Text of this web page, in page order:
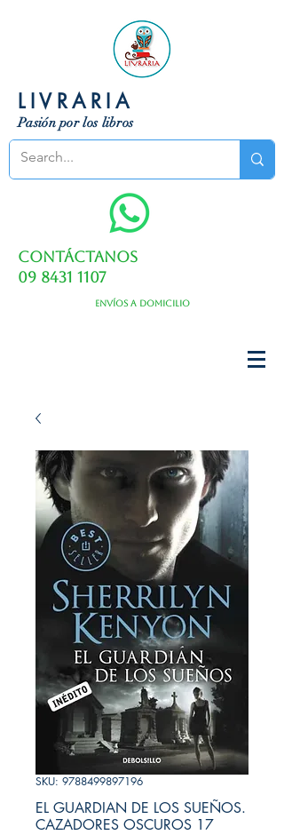
LIVRARIA
Pasión por los libros
Contáctanos
09 8431 1107
Envíos a domicilio
SKU: 9788499897196
EL GUARDIAN DE LOS SUEÑOS.
CAZADORES OSCUROS 17